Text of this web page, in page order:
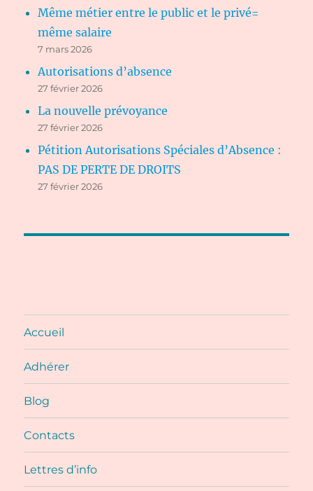
Même métier entre le public et le privé=
même salaire
7 mars 2026
Autorisations d’absence
27 février 2026
La nouvelle prévoyance
27 février 2026
Pétition Autorisations Spéciales d’Absence :
PAS DE PERTE DE DROITS
27 février 2026
Accueil
Adhérer
Blog
Contacts
Lettres d’info